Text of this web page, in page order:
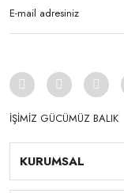
İŞİMİZ GÜCÜMÜZ BALIK
KURUMSAL